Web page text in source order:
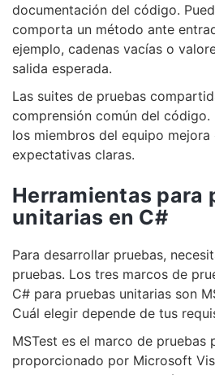
documentación del código.
comporta un método ante
ejemplo, cadenas vacías o
salida esperada.
Las suites de pruebas
comprensión común del
los miembros del equipo mejora
expectativas claras.
Herramientas para
unitarias en C#
Para desarrollar pruebas,
pruebas. Los tres marcos de
C# para pruebas unitarias son
Cuál elegir depende de tus
MSTest es el marco de pruebas
proporcionado por Microsoft